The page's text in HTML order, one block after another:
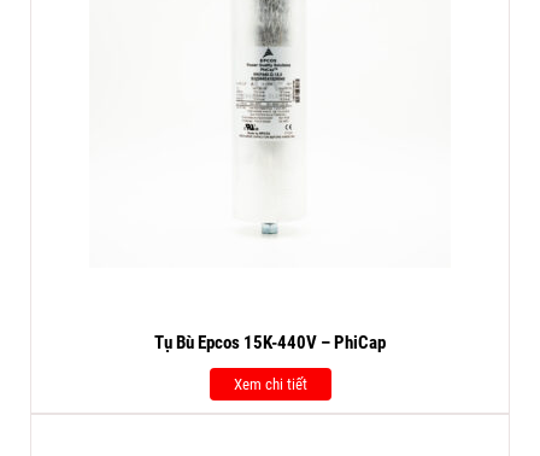
Tụ Bù Epcos 15K-440V – PhiCap
Xem chi tiết